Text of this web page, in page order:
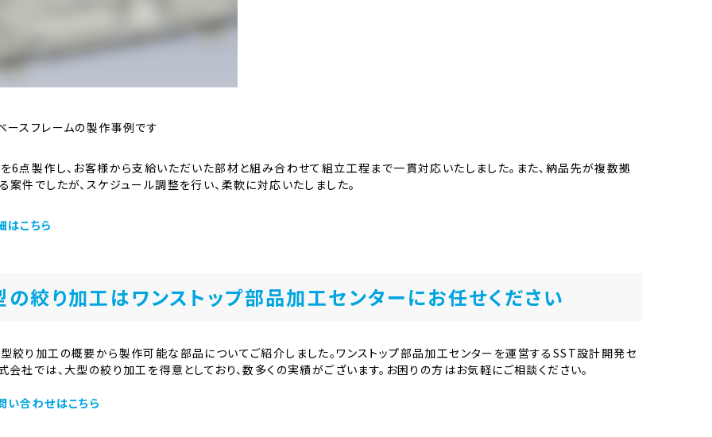
ースフレームの製作事例です
6点製作し、お客様から支給いただいた部材と組み合わせて組立工程まで一貫対応いたしました。また、納品先が複数拠
案件でしたが、スケジュール調整を行い、柔軟に対応いたしました。
はこちら
の絞り加工はワンストップ部品加工センターにお任せください
絞り加工の概要から製作可能な部品についてご紹介しました。ワンストップ部品加工センターを運営するSST設計開発セ
会社では、大型の絞り加工を得意としており、数多くの実績がございます。お困りの方はお気軽にご相談ください。
い合わせはこちら